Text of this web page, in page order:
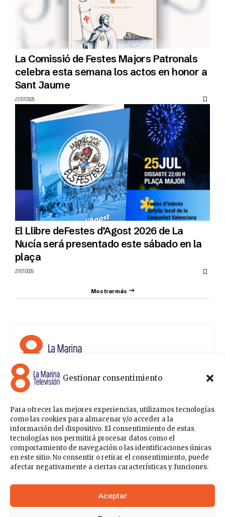
Gestionar consentimiento
Para ofrecer las mejores experiencias, utilizamos tecnologías
como las cookies para almacenar y/o acceder a la
información del dispositivo. El consentimiento de estas
tecnologías nos permitirá procesar datos como el
comportamiento de navegación o las identificaciones únicas
en este sitio. No consentir o retirar el consentimiento, puede
afectar negativamente a ciertas características y funciones.
Aceptar
La Comissió de Festes Majors Patronals
celebra esta semana los actos en honor a
Sant Jaume
23/07/2026
El Llibre deFestes d’Agost 2026 de La
Nucía será presentado este sábado en la
plaça
21/07/2026
Mostrar más
8 La Marina Televisión cuenta con una amplia gama de
programas para satisfacer las necesidades y gustos de
programas de ámbito político , de noticias, deportes,
fiestas y eventos… para estar a la última de todo lo que
acontece en nuestra comarca.
Sobre nosotros
Contáctanos Publicítate con nosotros
Política de Privacidad